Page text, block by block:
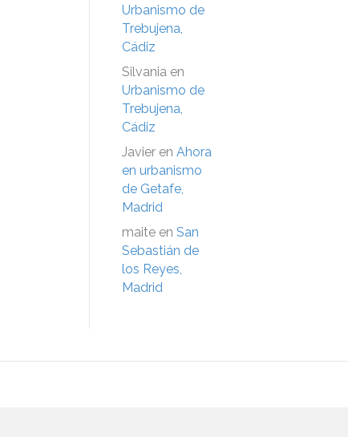
Urbanismo de
Trebujena,
Cádiz
Silvania en
Urbanismo de
Trebujena,
Cádiz
Javier en Ahora
en urbanismo
de Getafe,
Madrid
maite en San
Sebastián de
los Reyes,
Madrid